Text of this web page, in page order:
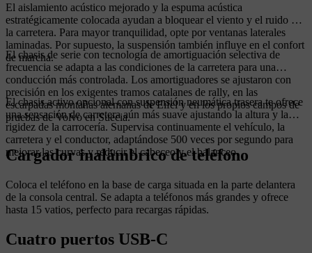
El aislamiento acústico mejorado y la espuma acústica
estratégicamente colocada ayudan a bloquear el viento y el ruido de
la carretera. Para mayor tranquilidad, opte por ventanas laterales
laminadas. Por supuesto, la suspensión también influye en el confort
de marcha.
El chasis de serie con tecnología de amortiguación selectiva de
frecuencia se adapta a las condiciones de la carretera para una
conducción más controlada. Los amortiguadores se ajustaron con
precisión en los exigentes tramos catalanes de rally, en las
escarpadas montañas alemanas de Eifel y en los propios campos de
pruebas de Volvo en Suecia.
El chasis activo opcional con suspensión neumática trasera te ofrece
una sensación de carretera aún más suave ajustando la altura y la
rigidez de la carrocería. Supervisa continuamente el vehículo, la
carretera y el conductor, adaptándose 500 veces por segundo para
mejorar las curvas y reducir el cabeceo y el balanceo.
Cargador inalámbrico de teléfono
Coloca el teléfono en la base de carga situada en la parte delantera
de la consola central. Se adapta a teléfonos más grandes y ofrece
hasta 15 vatios, perfecto para recargas rápidas.
Cuatro puertos USB-C